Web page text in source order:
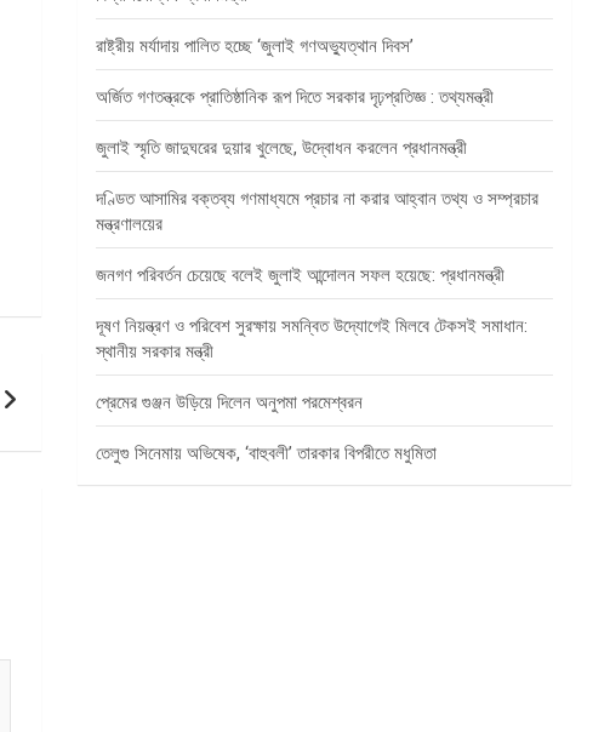
রাষ্ট্রীয় মর্যাদায় পালিত হচ্ছে ‘জুলাই গণঅভ্যুত্থান দিবস’
অর্জিত গণতন্ত্রকে প্রাতিষ্ঠানিক রূপ দিতে সরকার দৃঢ়প্রতিজ্ঞ : তথ্যমন্ত্রী
জুলাই স্মৃতি জাদুঘরের দুয়ার খুলেছে, উদ্বোধন করলেন প্রধানমন্ত্রী
দণ্ডিত আসামির বক্তব্য গণমাধ্যমে প্রচার না করার আহ্বান তথ্য ও সম্প্রচার
মন্ত্রণালয়ের
জনগণ পরিবর্তন চেয়েছে বলেই জুলাই আন্দোলন সফল হয়েছে: প্রধানমন্ত্রী
দূষণ নিয়ন্ত্রণ ও পরিবেশ সুরক্ষায় সমন্বিত উদ্যোগেই মিলবে টেকসই সমাধান:
স্থানীয় সরকার মন্ত্রী
প্রেমের গুঞ্জন উড়িয়ে দিলেন অনুপমা পরমেশ্বরন
তেলুগু সিনেমায় অভিষেক, ‘বাহুবলী’ তারকার বিপরীতে মধুমিতা